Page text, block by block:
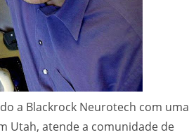
a Blackrock Neurotech com uma
Utah, atende a comunidade de